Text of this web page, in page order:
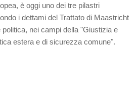
è oggi uno dei tre pilastri
i dettami del Trattato di Maastricht
nei campi della "Giustizia e
estera e di sicurezza comune".